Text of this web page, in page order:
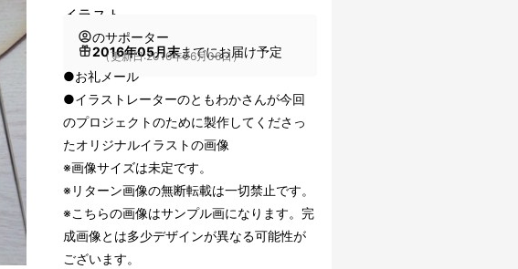
イラスト
のサポーター
2016年05月末までにお届け予定
（更新日:2016年06月06日）
●お礼メール
●イラストレーターのともわかさんが今回
のプロジェクトのために製作してくださっ
たオリジナルイラストの画像
※画像サイズは未定です。
※リターン画像の無断転載は一切禁止です。
※こちらの画像はサンプル画になります。完
成画像とは多少デザインが異なる可能性が
ございます。